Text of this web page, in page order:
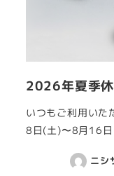
2026年夏季
いつもご利用いた
8日(土)〜8月16
ニシ